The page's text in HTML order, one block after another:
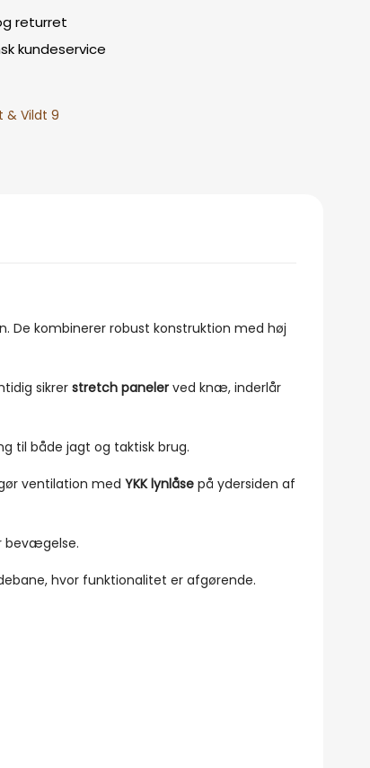
returret
kundeservice
De kombinerer robust konstruktion med høj
sikrer stretch paneler ved knæ, inderlår
til både jagt og taktisk brug.
ventilation med YKK lynlåse på ydersiden af
bevægelse.
hvor funktionalitet er afgørende.